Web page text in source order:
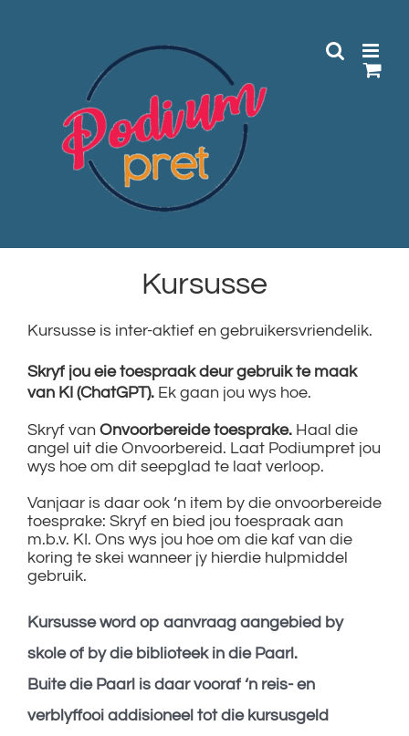
Kursusse
Kursusse is inter-aktief en gebruikersvriendelik.
Skryf jou eie toespraak deur gebruik te maak
van KI (ChatGPT). Ek gaan jou wys hoe.
Skryf van Onvoorbereide toesprake.Haal die
angel uit die Onvoorbereid. Laat Podiumpret jou
wys hoe om dit seepglad te laat verloop.
Vanjaar is daar ook ‘n item by die onvoorbereide
toesprake: Skryf en bied jou toespraak aan
m.b.v. KI. Ons wys jou hoe om die kaf van die
koring te skei wanneer jy hierdie hulpmiddel
gebruik.
Kursusse word op aanvraag aangebied by
skole of by die biblioteek in die Paarl.
Buite die Paarl is daar vooraf ‘n reis- en
verblyffooi addisioneel tot die kursusgeld